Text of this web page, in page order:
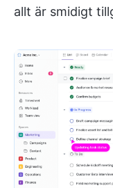
allt är smidigt